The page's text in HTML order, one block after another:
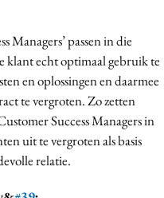
Managers’ passen in die
klant echt optimaal gebruik te
en oplossingen en daarmee
te vergroten. Zo zetten
Success Managers in
uit te vergroten als basis
relatie.